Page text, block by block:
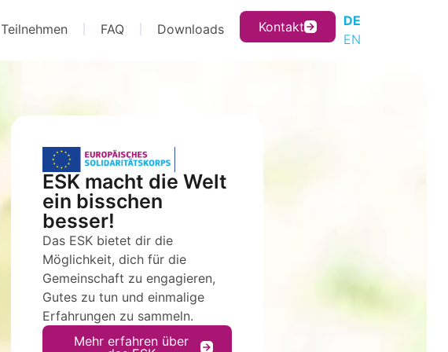
Teilnehmen FAQ Downloads Kontakt
DE
EN
ESK macht die Welt
ein bisschen
besser!
Das ESK bietet dir die
Möglichkeit, dich für die
Gemeinschaft zu engagieren,
Gutes zu tun und einmalige
Erfahrungen zu sammeln.
Mehr erfahren über